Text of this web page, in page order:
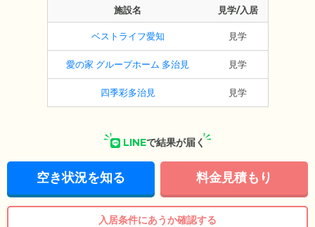
施設名 見学/入居
ベストライフ愛知 見学
愛の家 グループホーム 多治見 見学
四季彩多治見 見学
LINEで結果が届く
空き状況を知る 料金見積もり
入居条件にあうか確認する